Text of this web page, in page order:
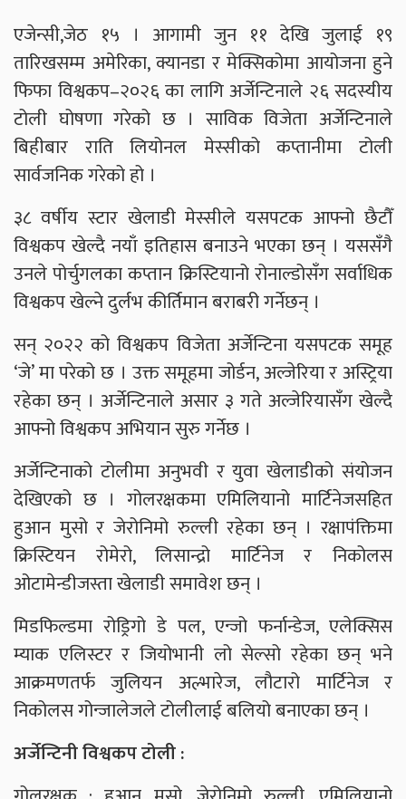
एजेन्सी,जेठ १५ । आगामी जुन ११ देखि जुलाई १९
तारिखसम्म अमेरिका, क्यानडा र मेक्सिकोमा आयोजना हुने
फिफा विश्वकप–२०२६ का लागि अर्जेन्टिनाले २६ सदस्यीय
टोली घोषणा गरेको छ । साविक विजेता अर्जेन्टिनाले
बिहीबार राति लियोनल मेस्सीको कप्तानीमा टोली
सार्वजनिक गरेको हो ।
३८ वर्षीय स्टार खेलाडी मेस्सीले यसपटक आफ्नो छैटौँ
विश्वकप खेल्दै नयाँ इतिहास बनाउने भएका छन् । यससँगै
उनले पोर्चुगलका कप्तान क्रिस्टियानो रोनाल्डोसँग सर्वाधिक
विश्वकप खेल्ने दुर्लभ कीर्तिमान बराबरी गर्नेछन् ।
सन् २०२२ को विश्वकप विजेता अर्जेन्टिना यसपटक समूह
‘जे’ मा परेको छ । उक्त समूहमा जोर्डन, अल्जेरिया र अस्ट्रिया
रहेका छन् । अर्जेन्टिनाले असार ३ गते अल्जेरियासँग खेल्दै
आफ्नो विश्वकप अभियान सुरु गर्नेछ ।
अर्जेन्टिनाको टोलीमा अनुभवी र युवा खेलाडीको संयोजन
देखिएको छ । गोलरक्षकमा एमिलियानो मार्टिनेजसहित
हुआन मुसो र जेरोनिमो रुल्ली रहेका छन् । रक्षापंक्तिमा
क्रिस्टियन रोमेरो, लिसान्द्रो मार्टिनेज र निकोलस
ओटामेन्डीजस्ता खेलाडी समावेश छन् ।
मिडफिल्डमा रोड्रिगो डे पल, एन्जो फर्नान्डेज, एलेक्सिस
म्याक एलिस्टर र जियोभानी लो सेल्सो रहेका छन् भने
आक्रमणतर्फ जुलियन अल्भारेज, लौटारो मार्टिनेज र
निकोलस गोन्जालेजले टोलीलाई बलियो बनाएका छन् ।
अर्जेन्टिनी विश्वकप टोली :